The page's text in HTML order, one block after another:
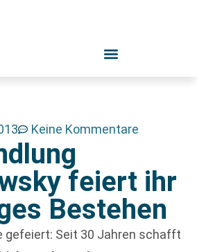
Keine Kommentare
feiert ihr
Bestehen
gefeiert: Seit 30 Jahren schafft